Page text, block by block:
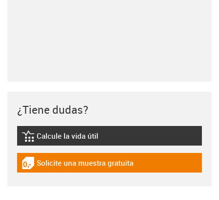
¿Tiene dudas?
igus-icon-lebensdauerrechner
Calcule la vida útil
igus-icon-gratismuster
Solicite una muestra gratuita